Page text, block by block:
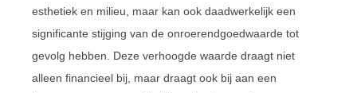
esthetiek en milieu, maar kan ook daadwerkelijk een
significante stijging van de onroerendgoedwaarde tot
gevolg hebben. Deze verhoogde waarde draagt niet
alleen financieel bij, maar draagt ook bij aan een